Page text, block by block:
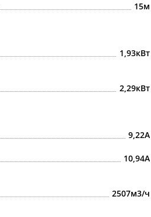
15м
1,93кВт
2,29кВт
9,22А
10,94A
2507м3/ч